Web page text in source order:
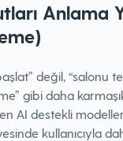
Anlama
değil, “salonu
gibi daha
AI destekli
kullanıcıyla